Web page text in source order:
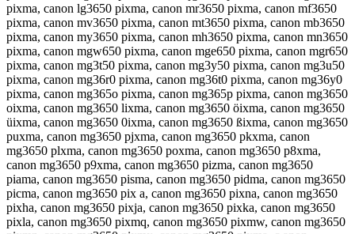
pixma, canon lg3650 pixma, canon mr3650 pixma, canon mf3650
pixma, canon mv3650 pixma, canon mt3650 pixma, canon mb3650
pixma, canon my3650 pixma, canon mh3650 pixma, canon mn3650
pixma, canon mgw650 pixma, canon mge650 pixma, canon mgr650
pixma, canon mg3t50 pixma, canon mg3y50 pixma, canon mg3u50
pixma, canon mg36r0 pixma, canon mg36t0 pixma, canon mg36y0
pixma, canon mg365o pixma, canon mg365p pixma, canon mg3650
oixma, canon mg3650 lixma, canon mg3650 öixma, canon mg3650
üixma, canon mg3650 0ixma, canon mg3650 ßixma, canon mg3650
puxma, canon mg3650 pjxma, canon mg3650 pkxma, canon
mg3650 plxma, canon mg3650 poxma, canon mg3650 p8xma,
canon mg3650 p9xma, canon mg3650 pizma, canon mg3650
piama, canon mg3650 pisma, canon mg3650 pidma, canon mg3650
picma, canon mg3650 pix a, canon mg3650 pixna, canon mg3650
pixha, canon mg3650 pixja, canon mg3650 pixka, canon mg3650
pixla, canon mg3650 pixmq, canon mg3650 pixmw, canon mg3650